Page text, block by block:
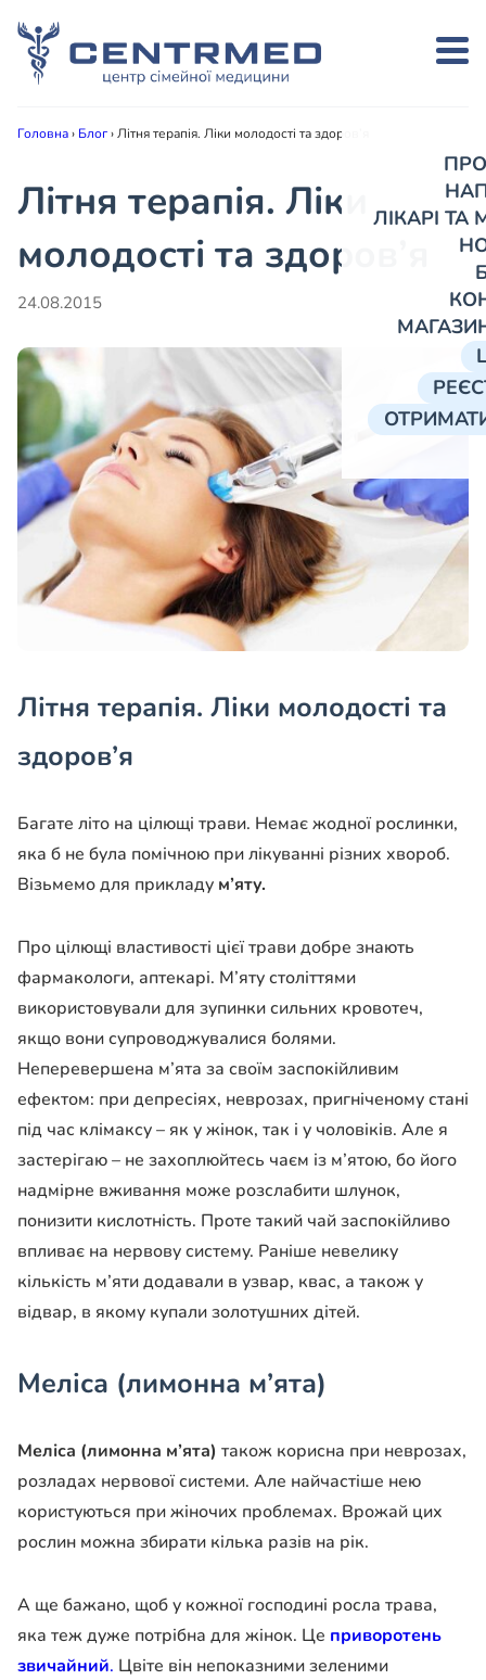
ЛІКАРІ
Головна› Блог›Літня терапія. Ліки молодості та здоров’я
Літня терапія. Ліки
молодості та здоров’я
24.08.2015
Літня терапія. Ліки молодості та
здоров’я
Багате літо на цілющі трави. Немає жодної рослинки,
яка б не була помічною при лікуванні різних хвороб.
Візьмемо для прикладу м’яту.
Про цілющі властивості цієї трави добре знають
фармакологи, аптекарі. М’яту століттями
використовували для зупинки сильних кровотеч,
якщо вони супроводжувалися болями.
Неперевершена м’ята за своїм заспокійливим
ефектом: при депресіях, неврозах, пригніченому стані
під час клімаксу – як у жінок, так і у чоловіків. Але я
застерігаю – не захоплюйтесь чаєм із м’ятою, бо його
надмірне вживання може розслабити шлунок,
понизити кислотність. Проте такий чай заспокійливо
впливає на нервову систему. Раніше невелику
кількість м’яти додавали в узвар, квас, а також у
відвар, в якому купали золотушних дітей.
Меліса (лимонна м’ята)
Меліса (лимонна м’ята) також корисна при неврозах,
розладах нервової системи. Але найчастіше нею
користуються при жіночих проблемах. Врожай цих
рослин можна збирати кілька разів на рік.
А ще бажано, щоб у кожної господині росла трава,
яка теж дуже потрібна для жінок. Це приворотень
звичайний. Цвіте він непоказними зеленими